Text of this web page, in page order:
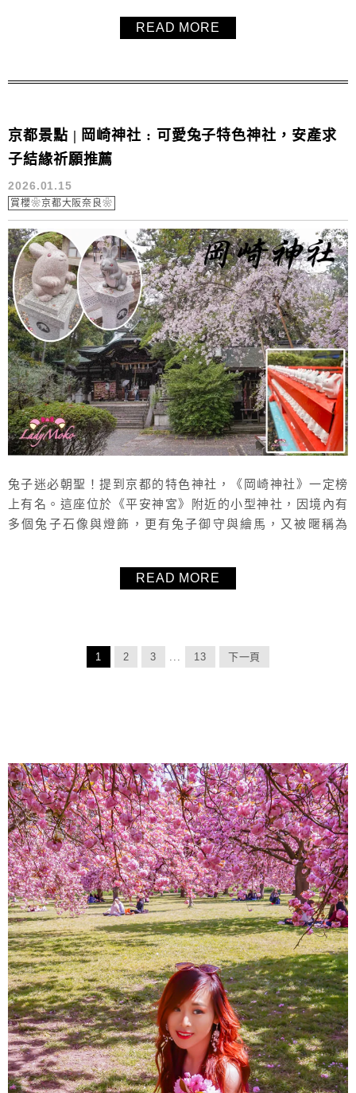
幻！再加上平安神宮大鳥居並以喫茶me作為終點，這條路線
READ MORE
京都景點 | 岡崎神社 : 可愛兔子特色神社，安產求
子結緣祈願推薦
2026.01.15
賞櫻❀京都大阪奈良❀
兔子迷必朝聖！提到京都的特色神社，《岡崎神社》一定榜
上有名。這座位於《平安神宮》附近的小型神社，因境內有
多個兔子石像與燈飾，更有兔子御守與繪馬，又被暱稱為
都自由行中相當受歡迎又推薦的景點之一。不過，《岡崎神
社》之所以會與兔子產生如此深刻的連結，並不只是因為可
READ MORE
1 2 3 ... 13 下一頁
About